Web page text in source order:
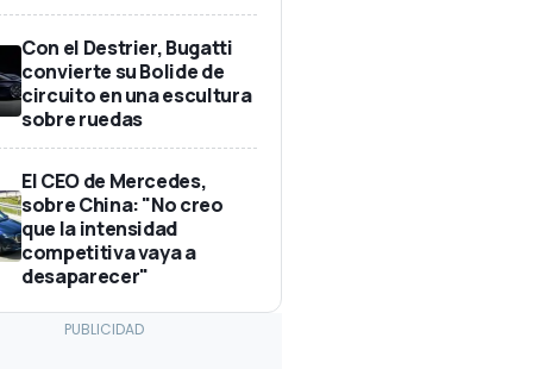
Con el Destrier, Bugatti
convierte su Bolide de
circuito en una escultura
sobre ruedas
El CEO de Mercedes,
sobre China: "No creo
que la intensidad
competitiva vaya a
desaparecer"